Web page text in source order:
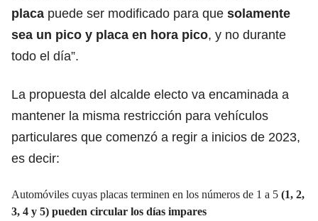
placa puede ser modificado para que solamente
sea un pico y placa en hora pico, y no durante
todo el día”.
La propuesta del alcalde electo va encaminada a
mantener la misma restricción para vehículos
particulares que comenzó a regir a inicios de 2023,
es decir:
Automóviles cuyas placas terminen en los números de 1 a 5 (1, 2,
3, 4 y 5) pueden circular los días impares